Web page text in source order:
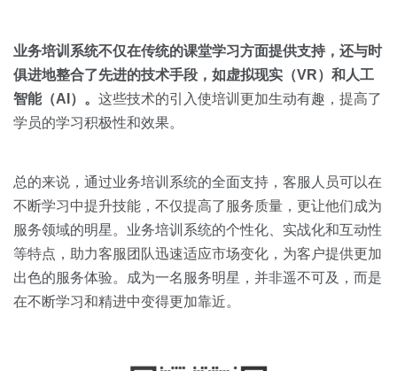
业务培训系统不仅在传统的课堂学习方面提供支持，还与时
俱进地整合了先进的技术手段，如虚拟现实（VR）和人工
智能（AI ）。 这些技术的引入使培训更加生动有趣，提高了
学员的学习积极性和效果。
总的来说，通过业务培训系统的全面支持，客服人员可以在
不断学习中提升技能，不仅提高了服务质量，更让他们成为
服务领域的明星。业务培训系统的个性化、实战化和互动性
等特点，助力客服团队迅速适应市场变化，为客户提供更加
出色的服务体验。成为一名服务明星，并非遥不可及，而是
在不断学习和精进中变得更加靠近。